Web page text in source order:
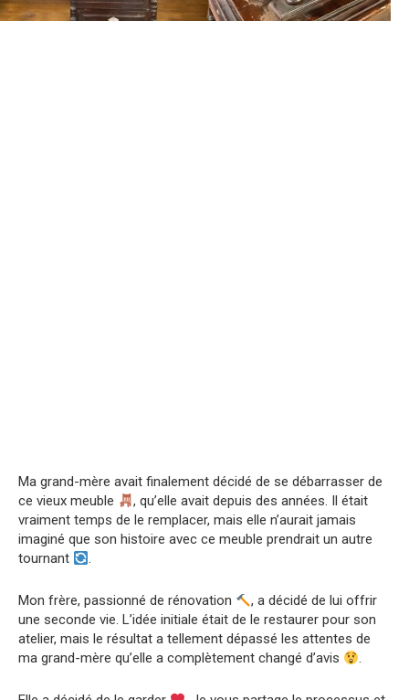
Ma grand-mère avait finalement décidé de se débarrasser de
ce vieux meuble
, qu’elle avait depuis des années. Il était
vraiment temps de le remplacer, mais elle n’aurait jamais
imaginé que son histoire avec ce meuble prendrait un autre
tournant
.
Mon frère, passionné de rénovation
, a décidé de lui offrir
une seconde vie. L’idée initiale était de le restaurer pour son
atelier, mais le résultat a tellement dépassé les attentes de
ma grand-mère qu’elle a complètement changé d’avis
.